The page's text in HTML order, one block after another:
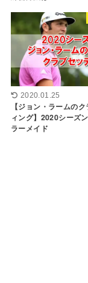
2020.01.25
【ジョン・ラームの
ィング】2020シーズ
ラーメイド